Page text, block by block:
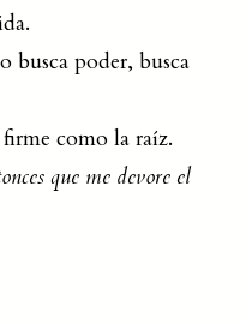
busca poder, busca
como la raíz.
que me devore el